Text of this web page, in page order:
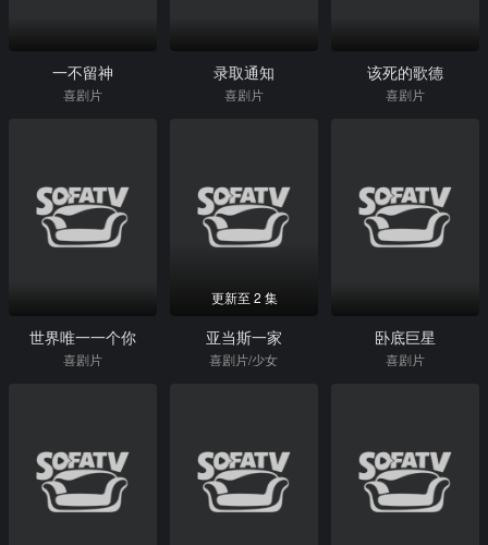
一不留神
喜剧片
录取通知
喜剧片
该死的歌德
喜剧片
世界唯一一个你
喜剧片
更新至 2 集
亚当斯一家
喜剧片/少女
卧底巨星
喜剧片